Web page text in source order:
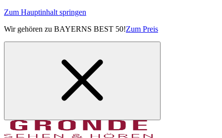
Zum Hauptinhalt springen
Wir gehören zu BAYERNS BEST 50!Zum Preis